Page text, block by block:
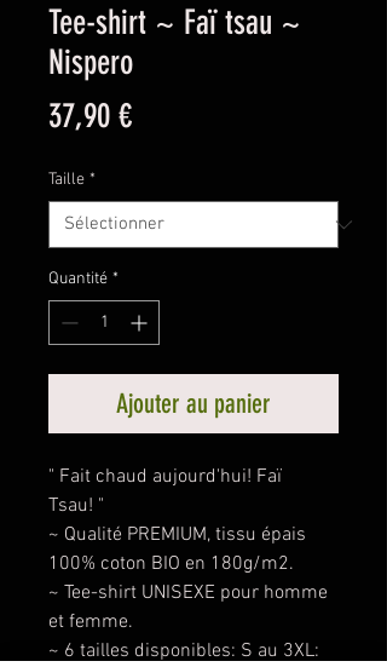
Tee-shirt ~ Faï tsau ~
Nispero
37,90 €Prix
Taille *
Quantité *
Ajouter au panier
" Fait chaud aujourd'hui! Faï
Tsau! "
~ Qualité PREMIUM, tissu épais
100% coton BIO en 180g/m2.
~ Tee-shirt UNISEXE pour homme
et femme.
~ 6 tailles disponibles: S au 3XL: